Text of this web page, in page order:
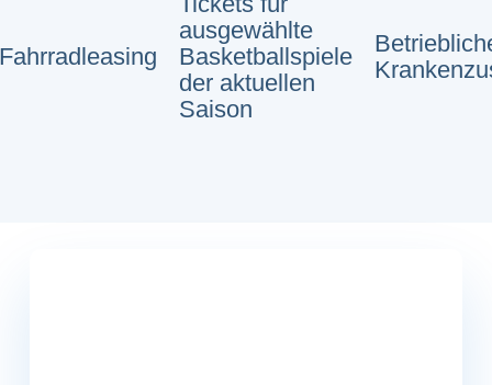
ausgewählte
Basketballspiele
der aktuellen
Saison